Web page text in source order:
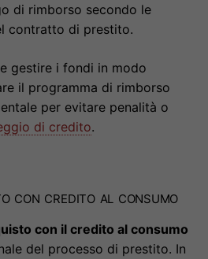
di rimborso secondo le
contratto di prestito.
gestire i fondi in modo
il programma di rimborso
per evitare penalità o
di credito.
con credito al consumo
con il credito al consumo
del processo di prestito. In